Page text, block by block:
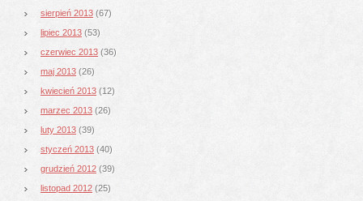
sierpień 2013 (67)
lipiec 2013 (53)
czerwiec 2013 (36)
maj 2013 (26)
kwiecień 2013 (12)
marzec 2013 (26)
luty 2013 (39)
styczeń 2013 (40)
grudzień 2012 (39)
listopad 2012 (25)